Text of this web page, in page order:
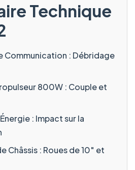
Technique
Communication : Débridage
800W : Couple et
: Impact sur la
Châssis : Roues de 10″ et